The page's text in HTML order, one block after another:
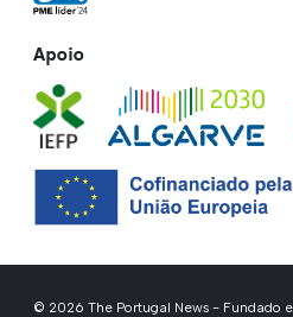
Apoio
© 2026 The Portugal News - Fundado